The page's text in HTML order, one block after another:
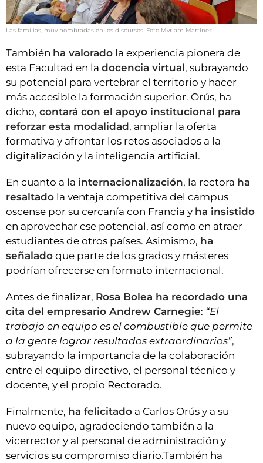
Las familias, muy nombradas en los discursos. Foto Myriam Martínez
También ha valorado la experiencia pionera de
esta Facultad en la docencia virtual, subrayando
su potencial para vertebrar el territorio y hacer
más accesible la formación superior. Orús, ha
dicho, contará con el apoyo institucional para
reforzar esta modalidad, ampliar la oferta
formativa y afrontar los retos asociados a la
digitalización y la inteligencia artificial.
En cuanto a la internacionalización, la rectora ha
resaltado la ventaja competitiva del campus
oscense por su cercanía con Francia y ha insistido
en aprovechar ese potencial, así como en atraer
estudiantes de otros países. Asimismo, ha
señalado que parte de los grados y másteres
podrían ofrecerse en formato internacional.
Antes de finalizar, Rosa Bolea ha recordado una
cita del empresario Andrew Carnegie: “El
trabajo en equipo es el combustible que permite
a la gente lograr resultados extraordinarios”,
subrayando la importancia de la colaboración
entre el equipo directivo, el personal técnico y
docente, y el propio Rectorado.
Finalmente, ha felicitado a Carlos Orús y a su
nuevo equipo, agradeciendo también a la
vicerrector y al personal de administración y
servicios su compromiso diario.También ha